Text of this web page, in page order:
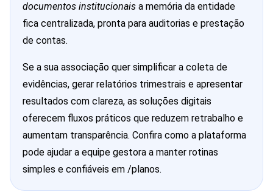
documentos institucionais a memória da entidade
fica centralizada, pronta para auditorias e prestação
de contas.
Se a sua associação quer simplificar a coleta de
evidências, gerar relatórios trimestrais e apresentar
resultados com clareza, as soluções digitais
oferecem fluxos práticos que reduzem retrabalho e
aumentam transparência. Confira como a plataforma
pode ajudar a equipe gestora a manter rotinas
simples e confiáveis em /planos.